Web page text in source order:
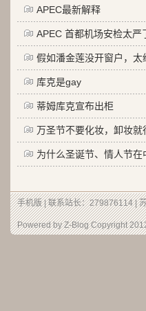
APEC最新解释
APEC 首都机场安检太严
假如潘金莲没开窗户，太
库克是gay
蒂姆库克宣布出柜
万圣节不要化妆，卸妆就
为什么圣诞节、情人节
手机版| 联系站长：279876114 |
Powered by Z-Blog Copyright